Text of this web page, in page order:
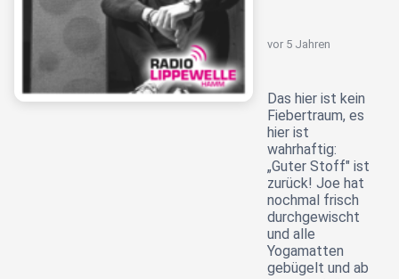
vor 5 Jahren
Das hier ist kein
Fiebertraum, es
hier ist
wahrhaftig:
„Guter Stoff" ist
zurück! Joe hat
nochmal frisch
durchgewischt
und alle
Yogamatten
gebügelt und ab